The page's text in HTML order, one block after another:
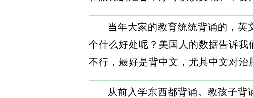
当年大家的教育统统背诵的，
个什么好处呢？美国人的数据告诉
不行，最好是背中文，尤其中文对治
从前入学东西都背诵。教孩子